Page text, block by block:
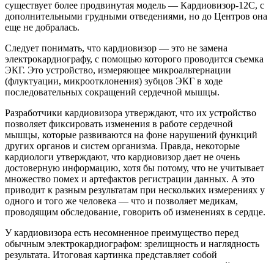
существует более продвинутая модель — Кардиовизор-12С, с
дополнительными грудными отведениями, но до Центров она
еще не добралась.
Следует понимать, что кардиовизор — это не замена
электрокардиографу, с помощью которого проводится съемка
ЭКГ. Это устройство, измеряющее микроальтернации
(флуктуации, микроотклонения) зубцов ЭКГ в ходе
последовательных сокращений сердечной мышцы.
Разработчики кардиовизора утверждают, что их устройство
позволяет фиксировать изменения в работе сердечной
мышцы, которые развиваются на фоне нарушений функций
других органов и систем организма. Правда, некоторые
кардиологи утверждают, что кардиовизор дает не очень
достоверную информацию, хотя бы потому, что не учитывает
множество помех и артефактов регистрации данных. А это
приводит к разным результатам при нескольких измерениях у
одного и того же человека — что и позволяет медикам,
проводящим обследование, говорить об изменениях в сердце.
У кардиовизора есть несомненное преимущество перед
обычным электрокардиографом: зрелищность и наглядность
результата. Итоговая картинка представляет собой